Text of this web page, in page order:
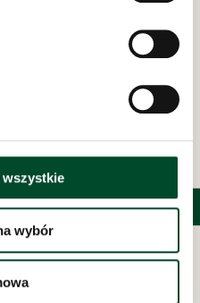
wszystkie
wybór
„Samarytanin”
rodo
facebook